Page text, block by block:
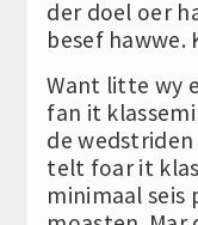
der doel oer
besef
Want litte wy
fan it
de wedstriden
telt foar it
minimaal seis